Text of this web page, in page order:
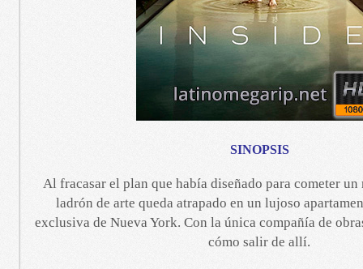
SINOPSIS
Al fracasar el plan que había diseñado para cometer
ladrón de arte queda atrapado en un lujoso
exclusiva de Nueva York. Con la única compañía de
cómo salir de allí.